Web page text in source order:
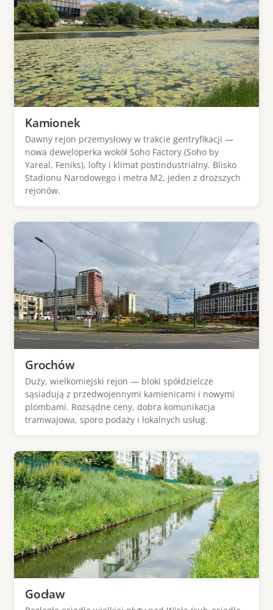
Kamionek
Dawny rejon przemysłowy w trakcie gentryfikacji —
nowa deweloperka wokół Soho Factory (Soho by
Yareal, Feniks), lofty i klimat postindustrialny. Blisko
Stadionu Narodowego i metra M2, jeden z droższych
rejonów.
Grochów
Duży, wielkomiejski rejon — bloki spółdzielcze
sąsiadują z przedwojennymi kamienicami i nowymi
plombami. Rozsądne ceny, dobra komunikacja
tramwajowa, sporo podaży i lokalnych usług.
Gocław